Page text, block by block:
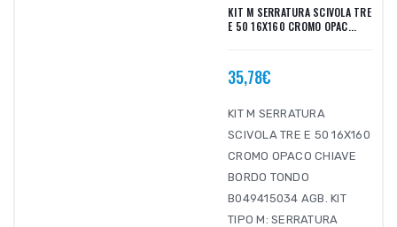
KIT M SERRATURA SCIVOLA TRE
E 50 16X160 CROMO OPAC...
35,78€
KIT M SERRATURA
SCIVOLA TRE E 50 16X160
CROMO OPACO CHIAVE
BORDO TONDO
B049415034 AGB. KIT
TIPO M: SERRATURA